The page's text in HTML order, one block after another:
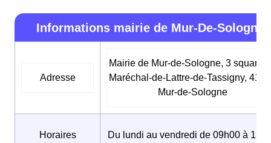
Informations mairie de Mur-De-Sologne
Adresse
Mairie de Mur-de-Sologne, 3 square
Maréchal-de-Lattre-de-Tassigny,
Mur-de-Sologne
Horaires
Du lundi au vendredi de 09h00 à